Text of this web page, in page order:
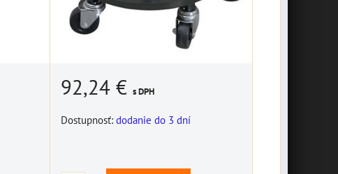
92,24 €s DPH
Dostupnosť:dodanie do 3 dní